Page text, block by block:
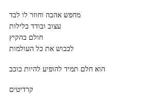
מחפש אהבה וחוזר לו לבד
עצוב ובודד בלילות
חולם בהקיץ
לכבוש את כל העולמות
הוא חלם תמיד להופיע להיות כוכב
קרדיטים